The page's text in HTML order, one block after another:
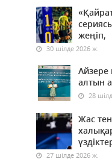
жеңіп,
30 шілде 2026 ж.
Айзере
алтын
28
Жас
27 шілде 2026 ж.